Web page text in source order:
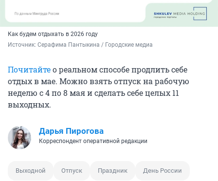
Как будем отдыхать в 2026 году
Источник: Серафима Пантыкина / Городские медиа
Почитайтео реальном способе продлить себе
отдых в мае. Можно взять отпуск на рабочую
неделю с 4 по 8 мая и сделать себе целых 11
выходных.
Дарья Пирогова
Корреспондент оперативной редакции
Выходной Отпуск Праздник День России